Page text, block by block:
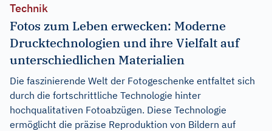
Technik
Fotos zum Leben erwecken: Moderne
Drucktechnologien und ihre Vielfalt auf
unterschiedlichen Materialien
Die faszinierende Welt der Fotogeschenke entfaltet sich
durch die fortschrittliche Technologie hinter
hochqualitativen Fotoabzügen. Diese Technologie
ermöglicht die präzise Reproduktion von Bildern auf